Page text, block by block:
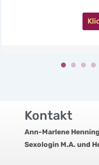
Klick mich
Kontakt
Ann-Marlene
Sexologin M.A. und